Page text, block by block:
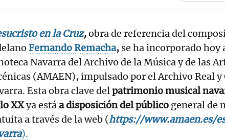
en la Cruz,obra de referencia del
Fernando Remacha, se ha incorporado hoy
Navarra del Archivo de la Música y de las
(AMAEN), impulsado por el Archivo Real y
Esta obra clave delpatrimonio musical
XXya estáa disposición del público general de
a través de la web (https://www.amaen.es/
).